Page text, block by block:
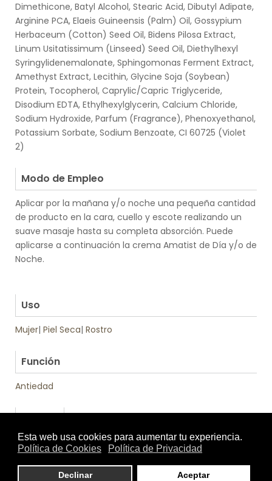
Dimethicone, Batyl Alcohol, Stearic Acid, Dibutyl Adipate,
Arginine PCA, Elaeis Guineensis (Palm) Oil, Gossypium
Herbaceum (Cotton) Seed Oil, Bidens Pilosa Extract,
Linum Usitatissimum (Linseed) Seed Oil, Diethylhexyl
Syringylidenemalonate, Sphingomonas Ferment Extract,
Amethyst Extract, Lecithin, Glycine Soja (Soybean)
Protein, Tocopherol, Caprylic/Capric Triglyceride,
Disodium EDTA, Ethylhexylglycerin, Calcium Chloride,
Sodium Hydroxide, Parfum (Fragrance), Phenoxyethanol,
Potassium Sorbate, Sodium Benzoate, CI 60725 (Violet
2)
Modo de Empleo
Aplicar por la mañana y/o noche una pequeña cantidad
de producto en la cara, cuello y escote realizando un
suave masaje hasta su completa absorción. Puede
aplicarse a continuación la crema Amatist de Día y/o de
Noche.
Uso
Mujer| Piel Seca| Rostro
Función
Antiedad
de: